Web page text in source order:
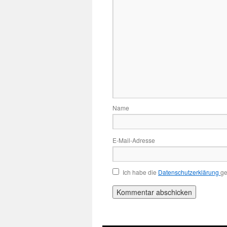
Name
E-Mail-Adresse
Ich habe die Datenschutzerklärung